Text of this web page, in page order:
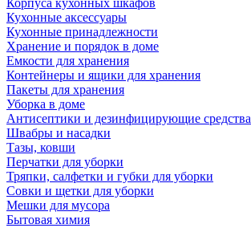
Корпуса кухонных шкафов
Кухонные аксессуары
Кухонные принадлежности
Хранение и порядок в доме
Емкости для хранения
Контейнеры и ящики для хранения
Пакеты для хранения
Уборка в доме
Антисептики и дезинфицирующие средства
Швабры и насадки
Тазы, ковши
Перчатки для уборки
Тряпки, салфетки и губки для уборки
Совки и щетки для уборки
Мешки для мусора
Бытовая химия